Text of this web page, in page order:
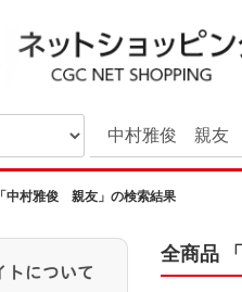
「中村雅俊 親友」の検索結果
全商品